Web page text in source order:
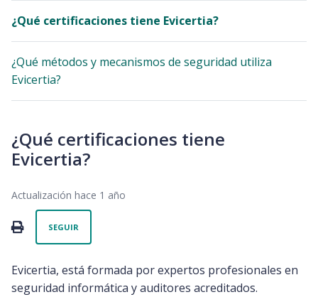
¿Qué certificaciones tiene Evicertia?
¿Qué métodos y mecanismos de seguridad utiliza
Evicertia?
¿Qué certificaciones tiene
Evicertia?
Actualización hace 1 año
PRINTSEGUIR
Evicertia, está formada por expertos profesionales en
seguridad informática y auditores acreditados.